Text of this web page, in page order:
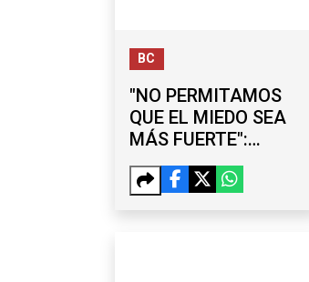
BC
"NO PERMITAMOS
QUE EL MIEDO SEA
MÁS FUERTE":
REGIDORA DE
TECATE REGRESA